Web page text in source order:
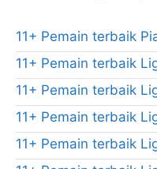
11+ Pemain terbaik
11+ Pemain terbaik
11+ Pemain terbaik
11+ Pemain terbaik
11+ Pemain terbaik